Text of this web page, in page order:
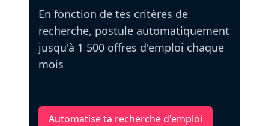
En fonction de tes critères de
recherche, postule automatiquement
jusqu'à 1 500 offres d'emploi chaque
mois
Automatise ta recherche d'emploi